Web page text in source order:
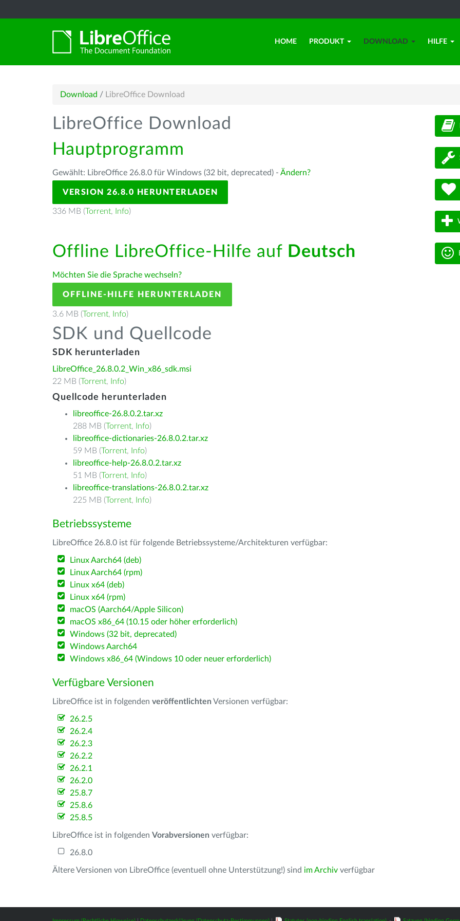
HOME PRODUKT DOWNLOAD HILFE
Download / LibreOffice Download
LibreOffice Download
Hauptprogramm
Gewählt: LibreOffice 26.8.0 für Windows (32 bit, deprecated) - Ändern?
VERSION 26.8.0 HERUNTERLADEN
336 MB (Torrent, Info)
Offline LibreOffice-Hilfe auf Deutsch
Möchten Sie die Sprache wechseln?
OFFLINE-HILFE HERUNTERLADEN
3.6 MB (Torrent, Info)
SDK und Quellcode
SDK herunterladen
LibreOffice_26.8.0.2_Win_x86_sdk.msi
22 MB (Torrent, Info)
Quellcode herunterladen
libreoffice-26.8.0.2.tar.xz
288 MB (Torrent, Info)
libreoffice-dictionaries-26.8.0.2.tar.xz
59 MB (Torrent, Info)
libreoffice-help-26.8.0.2.tar.xz
51 MB (Torrent, Info)
libreoffice-translations-26.8.0.2.tar.xz
225 MB (Torrent, Info)
Betriebssysteme
LibreOffice 26.8.0 ist für folgende Betriebssysteme/Architekturen verfügbar:
Linux Aarch64 (deb)
Linux Aarch64 (rpm)
Linux x64 (deb)
Linux x64 (rpm)
macOS (Aarch64/Apple Silicon)
macOS x86_64 (10.15 oder höher erforderlich)
Windows (32 bit, deprecated)
Windows Aarch64
Windows x86_64 (Windows 10 oder neuer erforderlich)
Verfügbare Versionen
LibreOffice ist in folgenden veröffentlichten Versionen verfügbar:
26.2.5
26.2.4
26.2.3
26.2.2
26.2.1
26.2.0
25.8.7
25.8.6
25.8.5
LibreOffice ist in folgenden Vorabversionen verfügbar:
26.8.0
Ältere Versionen von LibreOffice (eventuell ohne Unterstützung!) sind im Archiv verfügbar